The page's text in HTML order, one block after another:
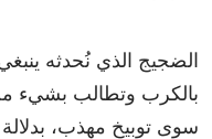
الضجيج الذي نُحدثه
بالكرب وتطالب بشيء
سوى توبيخ مهذب،